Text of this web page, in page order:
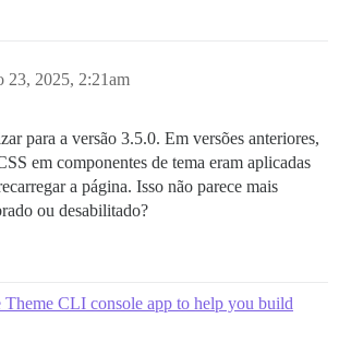
23, 2025, 2:21am
para a versão 3.5.0. Em versões anteriores,
em componentes de tema eram aplicadas
a página. Isso não parece mais
ou desabilitado?
Theme CLI console app to help you build